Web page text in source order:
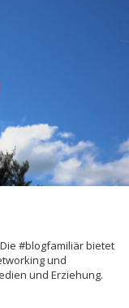
#blogfamiliär bietet
und
und Erziehung.